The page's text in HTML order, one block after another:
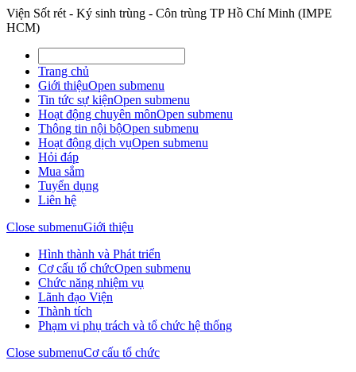
Viện Sốt rét - Ký sinh trùng - Côn trùng TP Hồ Chí Minh (IMPE
HCM)
Trang chủ
Giới thiệuOpen submenu
Tin tức sự kiệnOpen submenu
Hoạt động chuyên mônOpen submenu
Thông tin nội bộOpen submenu
Hoạt động dịch vụOpen submenu
Hỏi đáp
Mua sắm
Tuyển dụng
Liên hệ
Close submenuGiới thiệu
Hình thành và Phát triển
Cơ cấu tổ chứcOpen submenu
Chức năng nhiệm vụ
Lãnh đạo Viện
Thành tích
Phạm vi phụ trách và tổ chức hệ thống
Close submenuCơ cấu tổ chức